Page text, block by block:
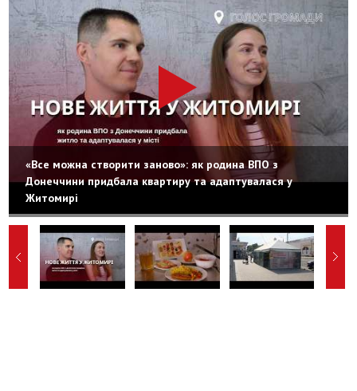
«Все можна створити заново»: як родина ВПО з
Донеччини придбала квартиру та адаптувалася у
Житомирі